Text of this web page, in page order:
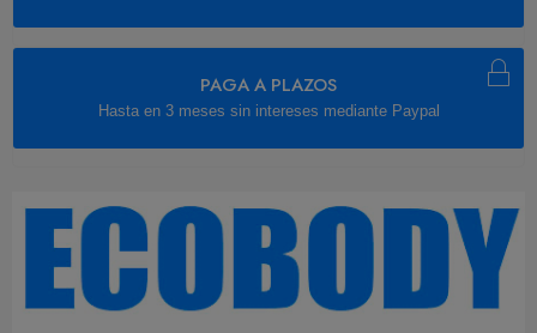
PAGA A PLAZOS
Hasta en 3 meses sin intereses mediante Paypal